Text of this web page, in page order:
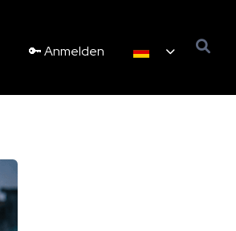
🔑 Anmelden